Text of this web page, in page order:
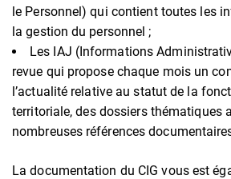
le Personnel) qui contient toutes les
la gestion du personnel ;
Les IAJ (Informations
revue qui propose chaque mois un
l’actualité relative au statut de la
territoriale, des dossiers thématiques
nombreuses références
La documentation du CIG vous est